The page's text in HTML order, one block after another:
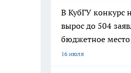
В КубГУ конкурс
вырос до 504
бюджетное место
16 июля